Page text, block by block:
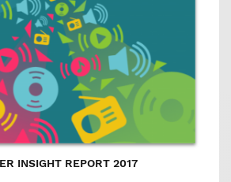
INSIGHT REPORT 2017